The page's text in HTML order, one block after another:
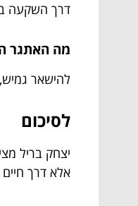
דרך השקעה
מה האתגר
להישאר
לסיכום
יצחק בריל
אלא דרך